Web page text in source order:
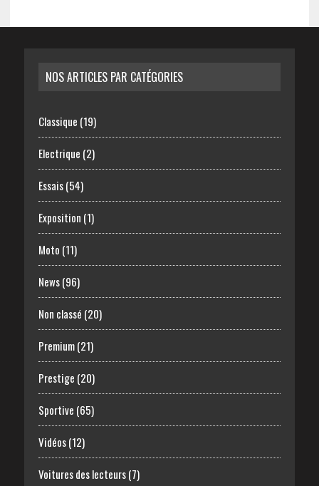
NOS ARTICLES PAR CATÉGORIES
Classique (19)
Electrique (2)
Essais(54)
Exposition (1)
Moto (11)
News(96)
Non classé (20)
Premium(21)
Prestige (20)
Sportive (65)
Vidéos(12)
Voitures des lecteurs(7)